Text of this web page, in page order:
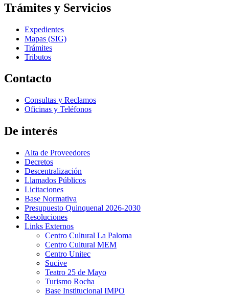
Trámites y Servicios
Expedientes
Mapas (SIG)
Trámites
Tributos
Contacto
Consultas y Reclamos
Oficinas y Teléfonos
De interés
Alta de Proveedores
Decretos
Descentralización
Llamados Públicos
Licitaciones
Base Normativa
Presupuesto Quinquenal 2026-2030
Resoluciones
Links Externos
Centro Cultural La Paloma
Centro Cultural MEM
Centro Unitec
Sucive
Teatro 25 de Mayo
Turismo Rocha
Base Institucional IMPO